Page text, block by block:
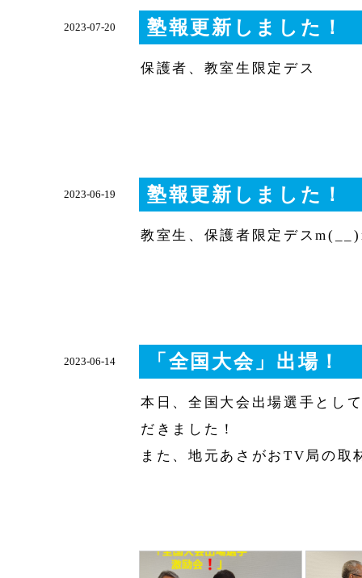
2023-07-20 塾報更新しました！
保護者、教室生限定デス
2023-06-19 塾報更新しました！
教室生、保護者限定デス
2023-06-14 「全国大会」出場
本日、全国大会出場選手とし
だきました！
また、地元あさがおTV局の取